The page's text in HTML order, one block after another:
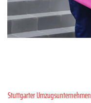
Stuttgarter Umzugsunternehmen